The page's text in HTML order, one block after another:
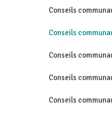
Conseils
Conseils
Conseils
Conseils
Conseils